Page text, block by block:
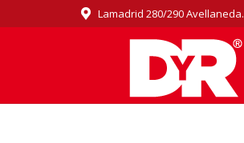
Lamadrid 280/290 Avellaneda.